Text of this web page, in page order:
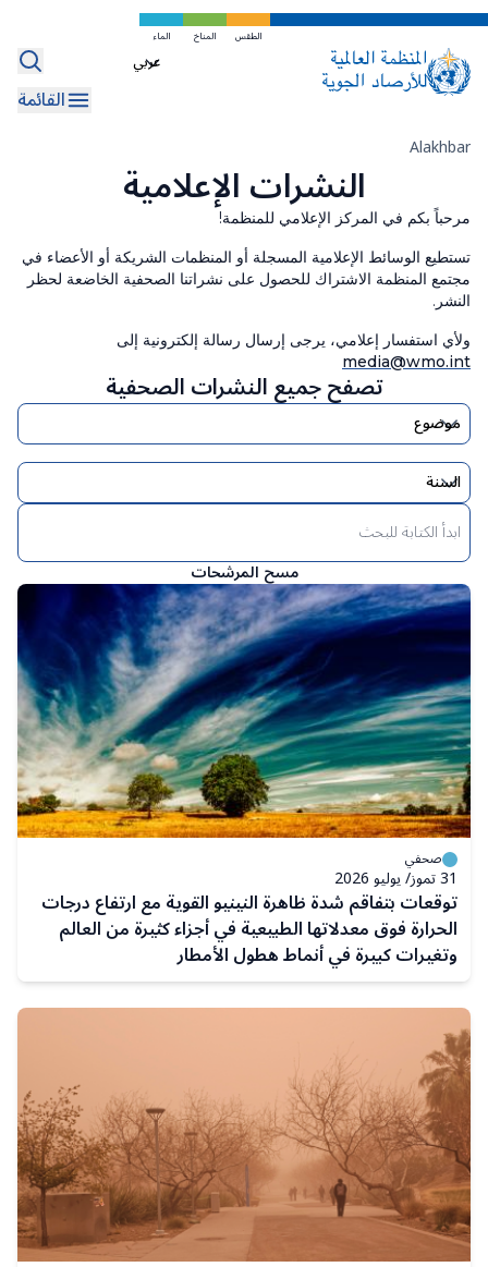
تخطي
المحتوى
الرئيسي
الطقس المناخ الماء
Select
your
القائمة
النشرات الإعلامية
Information for Journalists
الأحداث والاجتماعات
اليوم العالمي للأرصاد الجوية
مسار
Alakhbar
النشرات الإعلامية
مرحباً بكم في المركز الإعلامي للمنظمة!
تستطيع الوسائط الإعلامية المسجلة أو المنظمات الشريكة أو الأعضاء في
مجتمع المنظمة الاشتراك للحصول على نشراتنا الصحفية الخاضعة لحظر
النشر.
ولأي استفسار إعلامي، يرجى إرسال رسالة إلكترونية إلى
media@wmo.int
تصفح جميع النشرات الصحفية
Enter
keyword
The
results
will
automatically
refresh
as
filter
values
change.
مسح المرشحات
صحفي
31 تموز/ يوليو 2026
توقعات بتفاقم شدة ظاهرة النينيو القوية مع ارتفاع درجات
الحرارة فوق معدلاتها الطبيعية في أجزاء كثيرة من العالم
وتغيرات كبيرة في أنماط هطول الأمطار